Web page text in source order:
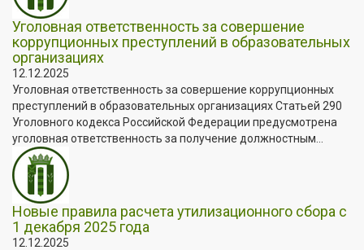
Уголовная ответственность за совершение
коррупционных преступлений в образовательных
организациях
12.12.2025
Уголовная ответственность за совершение коррупционных
преступлений в образовательных организациях Статьей 290
Уголовного кодекса Российской Федерации предусмотрена
уголовная ответственность за получение должностным...
Новые правила расчета утилизационного сбора с
1 декабря 2025 года
12.12.2025